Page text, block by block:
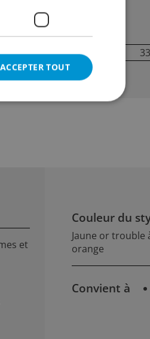
33 cl
5.80
incl. TVA
Contenu:
et
Couleur du
Jaune or trouble
orange
Convient à
ACCEPTER TOUT